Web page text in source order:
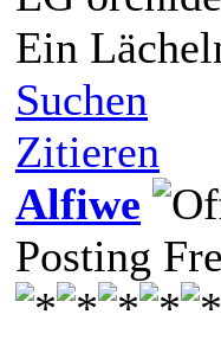
Ein
Suchen
Zitieren
Alfiwe
Posting